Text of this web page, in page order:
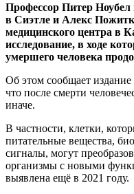
Профессор Питер Ноубел
в Сиэтле и Алекс
медицинского центра в
исследование, в ходе
умершего человека
Об этом сообщает издание
что после смерти
иначе.
В частности, клетки,
питательные вещества,
сигналы, могут
организмы с новыми
выявлена ещё в 2021 году.